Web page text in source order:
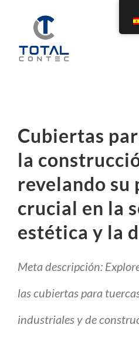
Cubiertas
la
revelando su
crucial en la
estética y la
Meta descripción:
las cubiertas para
industriales y de